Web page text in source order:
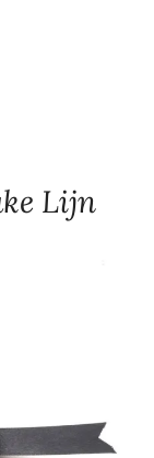
Lijn